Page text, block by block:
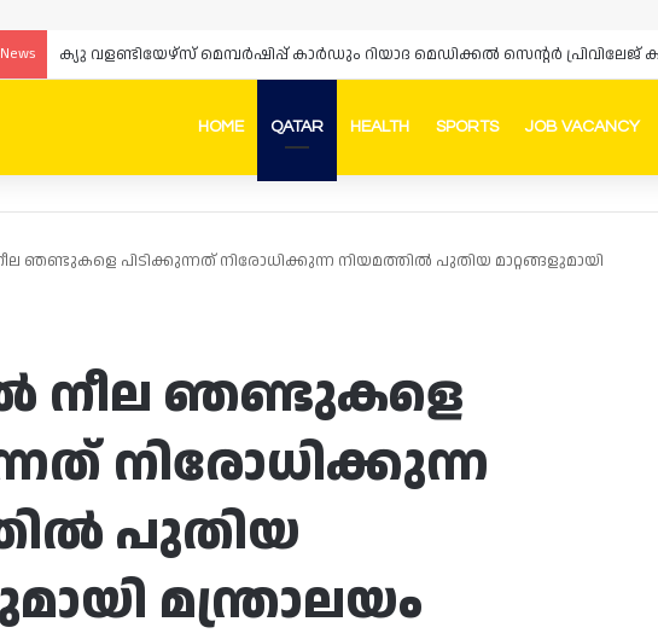
HOME QATAR HEALTH SPORTS JOB VACANCY
ഞണ്ടുകളെ പിടിക്കുന്നത് നിരോധിക്കുന്ന നിയമത്തിൽ പുതിയ മാറ്റങ്ങളുമായി
നീല ഞണ്ടുകളെ
നിരോധിക്കുന്ന
പുതിയ
മന്ത്രാലയം